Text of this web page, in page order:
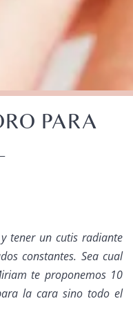
PARA
tener un cutis radiante
constantes. Sea cual
te proponemos 10
la cara sino todo el